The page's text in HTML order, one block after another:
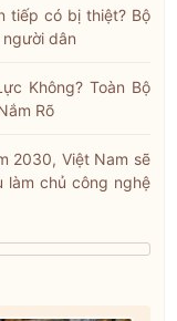
tiếp có bị thiệt? Bộ
dân
Không? Toàn Bộ
Rõ
2030, Việt Nam sẽ
làm chủ công nghệ